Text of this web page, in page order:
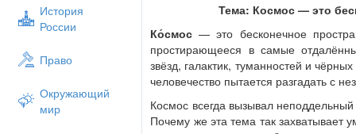
История
России
Право
Окружающий
мир
Тема: Космос— это
Ко́смос — это бесконечное
простирающееся в самые
звёзд, галактик, туманностей и
человечество пытается разгадать с
Космос всегда вызывал
Почему же эта тема так